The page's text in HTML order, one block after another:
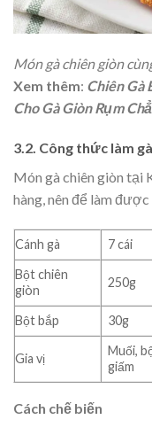
Món gà chiên giòn
Xem thêm: Chiên Gà
Cho Gà Giòn Rụm
3.2. Công thức làm
Món gà chiên giòn tại
hàng, nên để làm
Cánh gà
7 cái
Bột chiên
giòn
250g
Bột bắp 30g
Gia vị
Muối,
giấm
Cách chế biến